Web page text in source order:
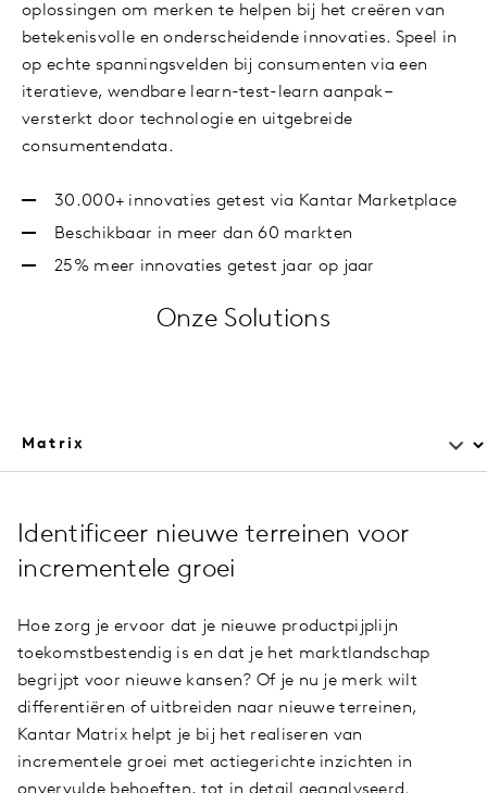
oplossingen om merken te helpen bij het creëren van
betekenisvolle en onderscheidende innovaties. Speel in
op echte spanningsvelden bij consumenten via een
iteratieve, wendbare learn-test-learn aanpak –
versterkt door technologie en uitgebreide
consumentendata.
30.000+ innovaties getest via Kantar Marketplace
Beschikbaar in meer dan 60 markten
25% meer innovaties getest jaar op jaar
Onze Solutions
Identificeer nieuwe terreinen voor
incrementele groei
Hoe zorg je ervoor dat je nieuwe productpijplijn
toekomstbestendig is en dat je het marktlandschap
begrijpt voor nieuwe kansen? Of je nu je merk wilt
differentiëren of uitbreiden naar nieuwe terreinen,
Kantar Matrix helpt je bij het realiseren van
incrementele groei met actiegerichte inzichten in
onvervulde behoeften, tot in detail geanalyseerd.